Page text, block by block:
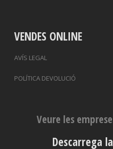
VENDES ONLINE
AVÍS LEGAL
POLÍTICA DEVOLUCIÓ
Veure les
Descarrega